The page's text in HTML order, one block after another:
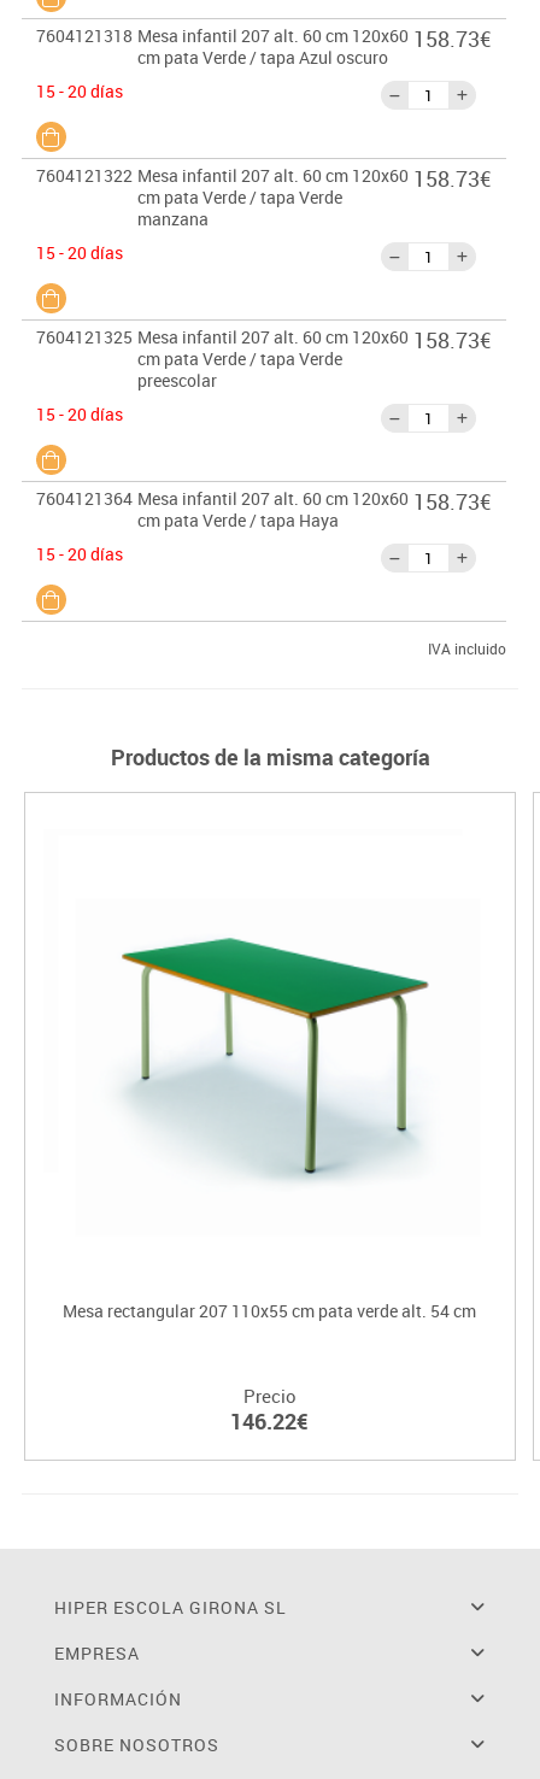
7604121318 Mesa infantil 207 alt. 60 cm 120x60
cm pata Verde / tapa Azul oscuro
15 - 20 días
158.73€
7604121322 Mesa infantil 207 alt. 60 cm 120x60
cm pata Verde / tapa Verde
manzana
15 - 20 días
158.73€
7604121325 Mesa infantil 207 alt. 60 cm 120x60
cm pata Verde / tapa Verde
preescolar
15 - 20 días
158.73€
7604121364 Mesa infantil 207 alt. 60 cm 120x60
cm pata Verde / tapa Haya
15 - 20 días
158.73€
IVA incluido
Productos de la misma categoría
Mesa rectangular 207 110x55 cm pata verde alt. 54 cm
Precio
146.22€
HIPER ESCOLA GIRONA SL
EMPRESA
INFORMACIÓN
SOBRE NOSOTROS